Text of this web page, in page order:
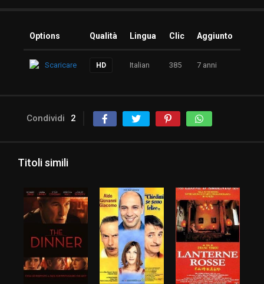
Options Qualità Lingua Clic Aggiunto
Scaricare HD Italian 385 7 anni
Condividi 2
Titoli simili